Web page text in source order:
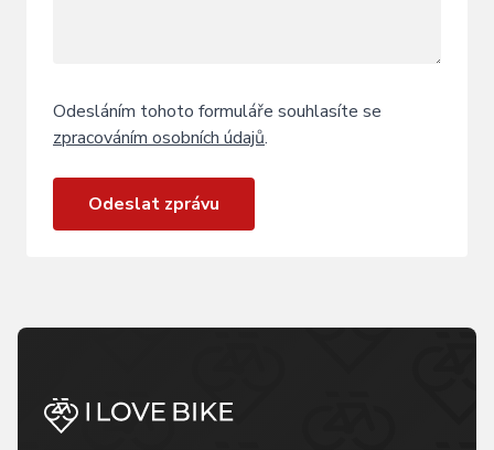
Odesláním tohoto formuláře souhlasíte se
zpracováním osobních údajů.
Odeslat zprávu